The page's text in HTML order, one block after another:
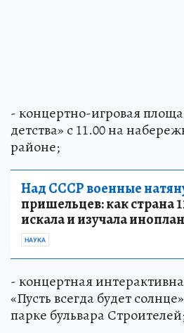
- концертно-игровая
детства» с 11.00 на
районе;
Над СССР военные
пришельцев: как страна
искала и изучала
НАУКА
- концертная
«Пусть всегда будет
парке бульвара